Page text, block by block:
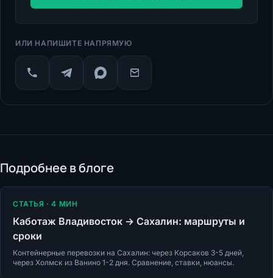
ИЛИ НАПИШИТЕ НАПРЯМУЮ
Подробнее в блоге
СТАТЬЯ ·4 МИН
Каботаж Владивосток → Сахалин: маршруты и
сроки
Контейнерные перевозки на Сахалин: через Корсаков 3-5 дней,
через Холмск из Ванино 1-2 дня. Сравнение, ставки, нюансы.